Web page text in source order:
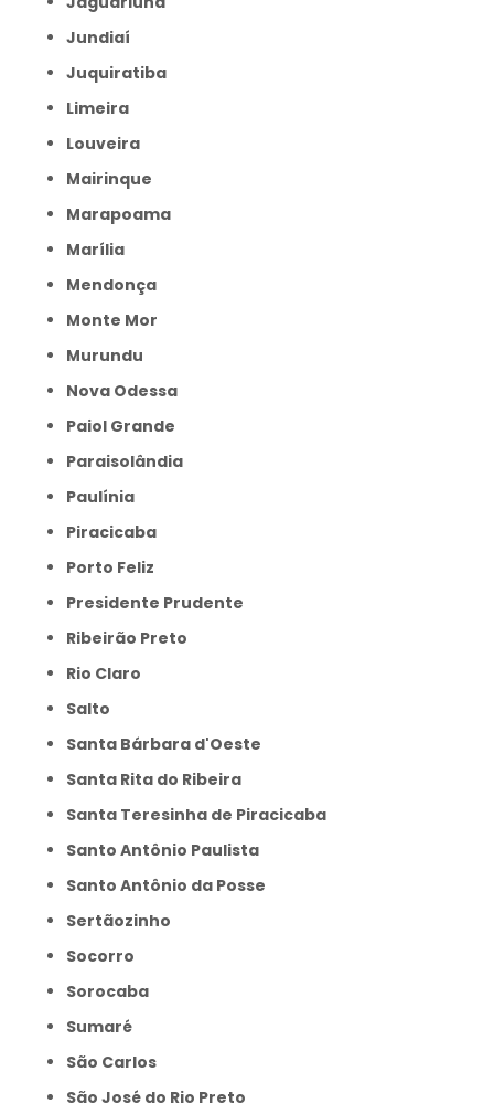
Jundiaí
Juquiratiba
Limeira
Louveira
Mairinque
Marapoama
Marília
Mendonça
Monte Mor
Murundu
Nova Odessa
Paiol Grande
Paraisolândia
Paulínia
Piracicaba
Porto Feliz
Presidente Prudente
Ribeirão Preto
Rio Claro
Salto
Santa Bárbara d'Oeste
Santa Rita do Ribeira
Santa Teresinha de Piracicaba
Santo Antônio Paulista
Santo Antônio da Posse
Sertãozinho
Socorro
Sorocaba
Sumaré
São Carlos
São José do Rio Preto